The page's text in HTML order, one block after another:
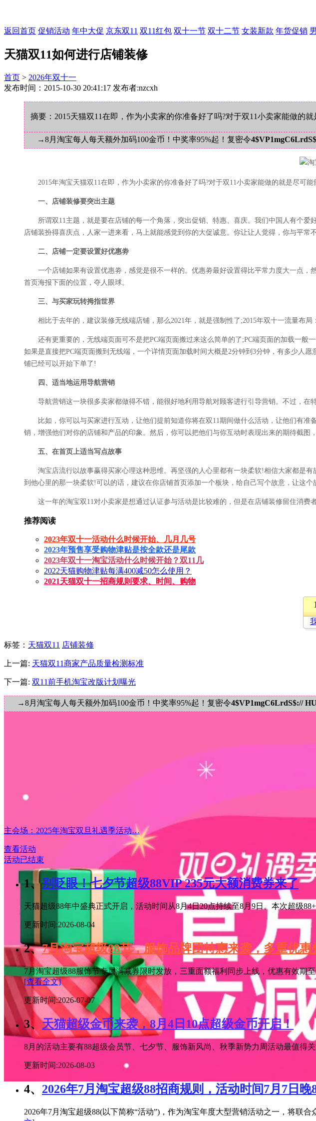
返回首页 促销活动 年中大促 京东双11 双11红包 双十一节 双十二节 女装新款 年货促销
天猫双11如何进行店铺装修
首页 > 2026年双十一
发布时间：2015-10-30 20:41:17 发布者:nzcxh
摘要：2015天猫双11在即，作为小卖家的你准备好了吗?对于双11小卖家能做的
→8月淘宝每人每天额外加码100金币！中奖率95%起！复密令
2015年淘宝天猫双11在即，作为小卖家的你准备好了吗?对于双11小卖家能做的就是尽可
一、店铺装修要突出主题
所谓双11主题，就是要在店铺的每一个角落，突出促销、特惠、喜庆。我们中国人有个爱
店铺装扮得喜庆点，人家一进来看，马上就能感觉到你的大促诚意。你让让人觉得，你与平常
二、店铺一定要设置好优惠劵
一个店铺如果有设置优惠劵，感觉是很不一样的。优惠劵最好设置得比平常力度大一点，
首页海报下面的位置，夺人眼球。
三、与买家玩转拇指世界
相比于去年的，建议装修无线端店铺，那么2021年，就是强制性了;2015年双十一流量布局
还有更重要的，无线端页面可不是把PC端页面搬过来这么简单的了;PC端页面的加载一般一
如果是直接把PC端页面搬到无线端，一个详情页面加载时间大概是2分钟到3分钟，有多少人
铺已经可以开始下单了!
四、适当地运用导航营销
导航营销这一块很多卖家都做得不错，能很好地利用导航对顾客进行引导营销。不过，在
比如，你可以与买家进行互动，让他们提前知道你将在双11期间做什么活动，让他们有准
销，增强他们对你的店铺和产品的印象。然后，你可以把他们与你互动时表现出来的期待截图
五、在首页上适当写点故事
淘宝店流行以故事赢得买家心理这种思维。再坚强的人心里都有一块柔软!相信大家都是有
到他心里的那一块柔软!可以的话，建议在你店铺首页添加一个板块，给自己写个故意，让这个
这一年的淘宝双11对小卖家是想通过认证参与活动是比较难的，但是在店铺装修留住消费
推荐阅读
2023年双十一活动什么时候开始、几月几号
2023年预售享受购物津贴是按全款还是尾款
2023年双十一淘宝活动什么时候开始？双11几
2022天猫购物津贴每满400减50怎么使用？
2021天猫双十一招商规则要求、时间、购物
标签 ： 天猫双11 店铺装修
上一篇: 天猫双11商家产品质量检测标准
下一篇: 双11前手机淘宝改版计划曝光
→8月淘宝每人每天额外加码100金币！中奖率95%起！复密令4$VP1mgC6LrdS$://
主会场：2025年淘宝双旦礼遇季活动…
查看活动
活动已结束
1、别眨眼！七夕节超级88VIP 235元大额消费券来了
天猫超级88年中盛典正式开启，活动时间从8月4日20点持续至8月9日。本次超级
更新时间:2026-08-04
2、7月淘宝超级88节，服饰品牌团特惠来袭，多重优惠
7月淘宝超级88服饰节专属满减券限时发放，三重面额福利同步上线，优惠有效
[查看全文]
更新时间:2026-07-07
3、天猫超级金币来袭，8月4日10点超级金币开启！
8月的活动主要有88超级会员节、七夕节、服饰新风尚、秋季新势力周活动最值得
更新时间:2026-08-03
4、 2026年7月淘宝超级88招商规则，活动时间7月7日晚
2026年7月淘宝超级88(以下简称“活动”)，作为淘宝年度大型营销活动之一，将联